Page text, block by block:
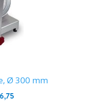
Ø 300 mm